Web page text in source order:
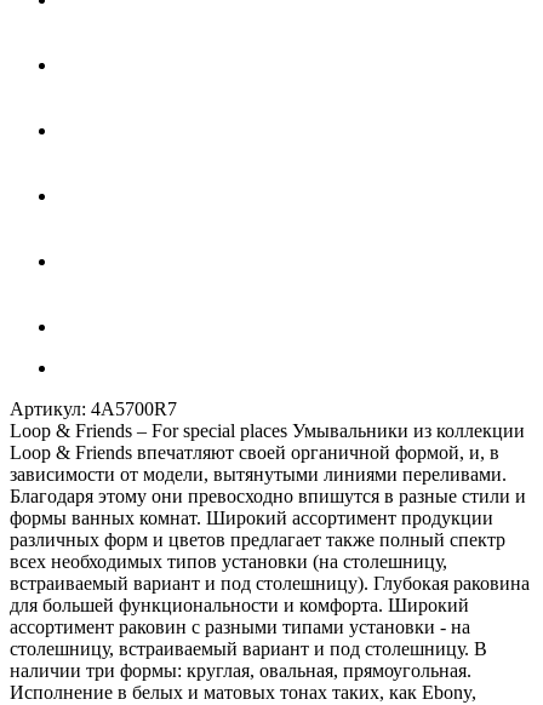
Артикул: 4A5700R7
Loop & Friends – For special places Умывальники из коллекции
Loop & Friends впечатляют своей органичной формой, и, в
зависимости от модели, вытянутыми линиями переливами.
Благодаря этому они превосходно впишутся в разные стили и
формы ванных комнат. Широкий ассортимент продукции
различных форм и цветов предлагает также полный спектр
всех необходимых типов установки (на столешницу,
встраиваемый вариант и под столешницу). Глубокая раковина
для большей функциональности и комфорта. Широкий
ассортимент раковин с разными типами установки - на
столешницу, встраиваемый вариант и под столешницу. В
наличии три формы: круглая, овальная, прямоугольная.
Исполнение в белых и матовых тонах таких, как Ebony,